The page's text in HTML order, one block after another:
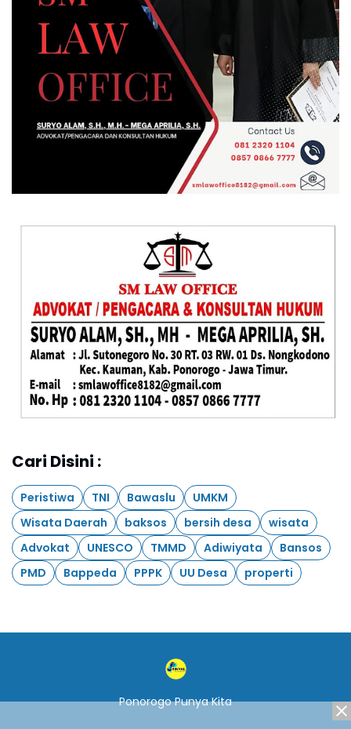
Cari Disini :
Peristiwa TNI Bawaslu
UMKM
Wisata Daerah
baksos bersih desa
wisata
Advokat
UNESCO TMMD Adiwiyata
Bansos
PMD
Bappeda PPPK UU Desa properti
Ponorogo Punya Kita